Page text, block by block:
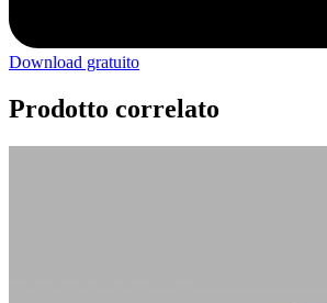
Download gratuito
Prodotto correlato